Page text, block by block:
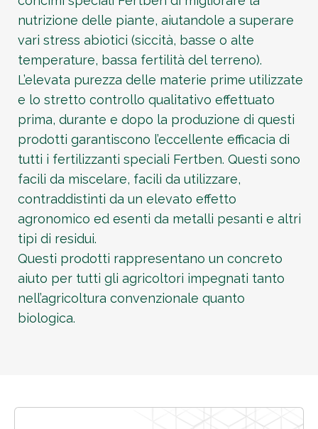
nutrizione delle piante, aiutandole a superare
vari stress abiotici (siccità, basse o alte
temperature, bassa fertilità del terreno).
L’elevata purezza delle materie prime utilizzate
e lo stretto controllo qualitativo effettuato
prima, durante e dopo la produzione di questi
prodotti garantiscono l’eccellente efficacia di
tutti i fertilizzanti speciali Fertben. Questi sono
facili da miscelare, facili da utilizzare,
contraddistinti da un elevato effetto
agronomico ed esenti da metalli pesanti e altri
tipi di residui.
Questi prodotti rappresentano un concreto
aiuto per tutti gli agricoltori impegnati tanto
nell’agricoltura convenzionale quanto
biologica.